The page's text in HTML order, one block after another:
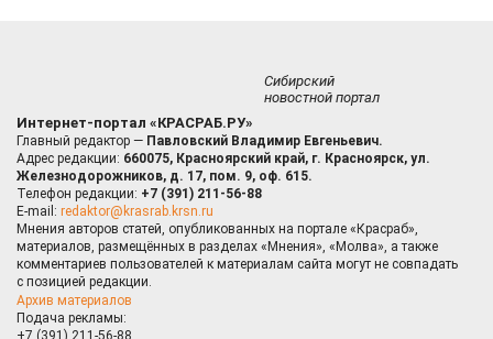
Сибирский
новостной портал
Интернет-портал «КРАСРАБ.РУ»
Главный редактор — Павловский Владимир Евгеньевич.
Адрес редакции: 660075, Красноярский край, г. Красноярск, ул.
Железнодорожников, д. 17, пом. 9, оф. 615.
Телефон редакции: +7 (391) 211-56-88
E-mail: redaktor@krasrab.krsn.ru
Мнения авторов статей, опубликованных на портале «Красраб»,
материалов, размещённых в разделах «Мнения», «Молва», а также
комментариев пользователей к материалам сайта могут не совпадать
с позицией редакции.
Архив материалов
Подача рекламы:
+7 (391) 211-56-88